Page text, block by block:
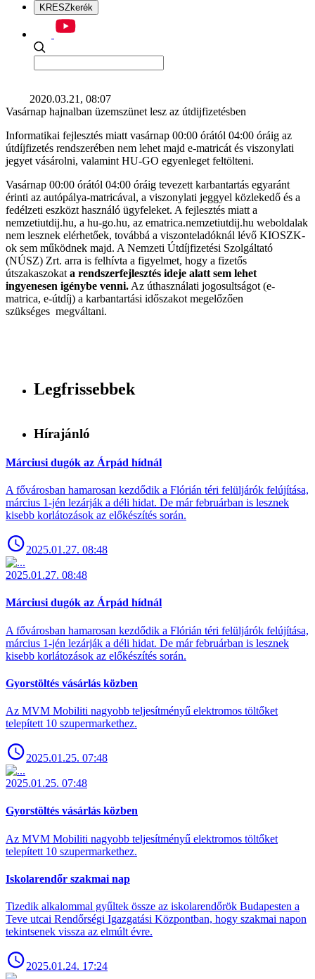
KRESZkerék
2020.03.21, 08:07
Vasárnap hajnalban üzemszünet lesz az útdijfizetésben
Informatikai fejlesztés miatt vasárnap 00:00 órától 04:00 óráig az
útdíjfizetés rendszerében nem lehet majd e-matricát és viszonylati
jegyet vásárolni, valamint HU-GO egyenleget feltölteni.
Vasárnap 00:00 órától 04:00 óráig tevezett karbantartás egyaránt
érinti az autópálya-matricával, a viszonylati jeggyel közlekedő és a
fedélzeti eszközt használó ügyfeleket. A fejlesztés miatt a
nemzetiutdij.hu, a hu-go.hu, az ematrica.nemzetiutdij.hu weboldalak
nem lesznek elérhetőek, továbbá a viszonteladóknál lévő KIOSZK-
ok sem működnek majd. A Nemzeti Útdíjfizetési Szolgáltató
(NÚSZ) Zrt. arra is felhívta a figyelmet, hogy a fizetős
útszakaszokat a rendszerfejlesztés ideje alatt sem lehet
ingyenesen igénybe venni. Az úthasználati jogosultságot (e-
matrica, e-útdíj) a karbantartási időszakot megelőzően
szükséges megváltani.
Legfrissebbek
Hírajánló
Márciusi dugók az Árpád hídnál
A fővárosban hamarosan kezdődik a Flórián téri felüljárók felújítása,
március 1-jén lezárják a déli hidat. De már februárban is lesznek
kisebb korlátozások az előkészítés során.
2025.01.27. 08:48
2025.01.27. 08:48
Márciusi dugók az Árpád hídnál
A fővárosban hamarosan kezdődik a Flórián téri felüljárók felújítása,
március 1-jén lezárják a déli hidat. De már februárban is lesznek
kisebb korlátozások az előkészítés során.
Gyorstöltés vásárlás közben
Az MVM Mobiliti nagyobb teljesítményű elektromos töltőket
telepített 10 szupermarkethez.
2025.01.25. 07:48
2025.01.25. 07:48
Gyorstöltés vásárlás közben
Az MVM Mobiliti nagyobb teljesítményű elektromos töltőket
telepített 10 szupermarkethez.
Iskolarendőr szakmai nap
Tizedik alkalommal gyűltek össze az iskolarendőrök Budapesten a
Teve utcai Rendőrségi Igazgatási Központban, hogy szakmai napon
tekintsenek vissza az elmúlt évre.
2025.01.24. 17:24